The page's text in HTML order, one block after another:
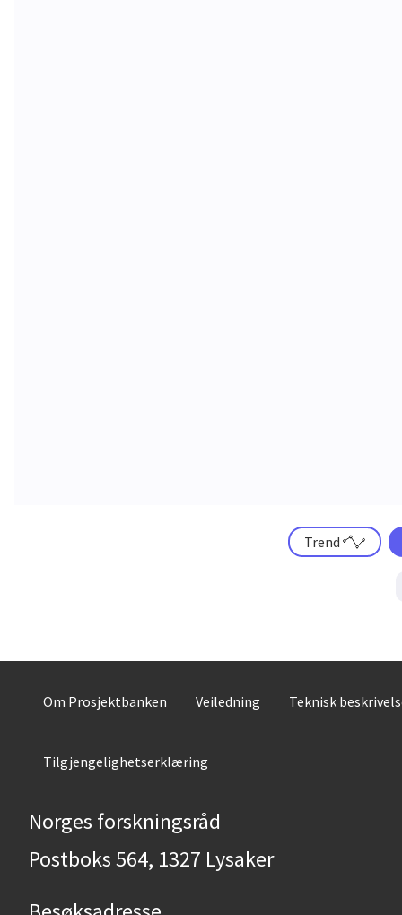
Trend
Om Prosjektbanken Veiledning Teknisk
Tilgjengelighetserklæring
Norges forskningsråd
Postboks 564, 1327 Lysaker